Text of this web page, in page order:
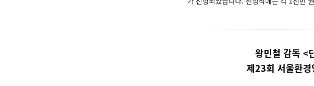
왕민철 감독 <
제23회 서울환